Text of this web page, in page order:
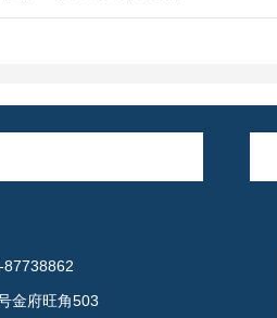
金府旺角503